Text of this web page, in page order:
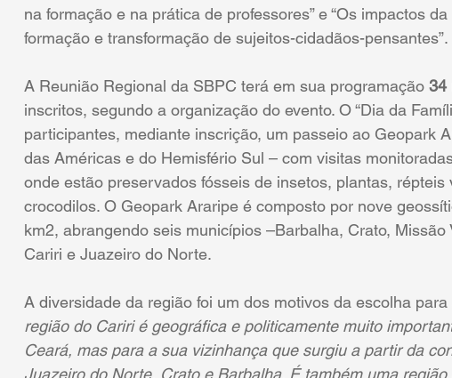
na formação e na prática de professores” e “Os impactos
formação e transformação de sujeitos-cidadãos-pensantes”.
A Reunião Regional da SBPC terá em sua programação 34
inscritos, segundo a organização do evento. O “Dia da
participantes, mediante inscrição, um passeio ao Geopark
das Américas e do Hemisfério Sul – com visitas
onde estão preservados fósseis de insetos, plantas,
crocodilos. O Geopark Araripe é composto por nove
km2, abrangendo seis municípios –Barbalha, Crato,
Cariri e Juazeiro do Norte.
A diversidade da região foi um dos motivos da escolha para
região do Cariri é geográfica e politicamente muito
Ceará, mas para a sua vizinhança que surgiu a partir da
Juazeiro do Norte, Crato e Barbalha. É também uma